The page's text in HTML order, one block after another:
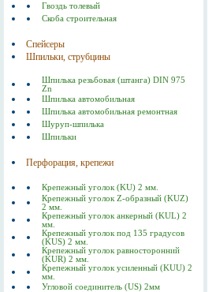
Гвоздь толевый
Скоба строительная
Спейсеры
Шпильки, струбцины
Шпилька резьбовая (штанга) DIN 975
Zn
Шпилька автомобильная
Шпилька автомобильная ремонтная
Шуруп-шпилька
Шпильки
Перфорация, крепежи
Крепежный уголок (KU) 2 мм.
Крепежный уголок Z-образный (KUZ)
2 мм.
Крепежный уголок анкерный (KUL) 2
мм.
Крепежный уголок под 135 градусов
(KUS) 2 мм.
Крепежный уголок равносторонний
(KUR) 2 мм.
Крепежный уголок усиленный (KUU) 2
мм.
Угловой соединитель (US) 2мм